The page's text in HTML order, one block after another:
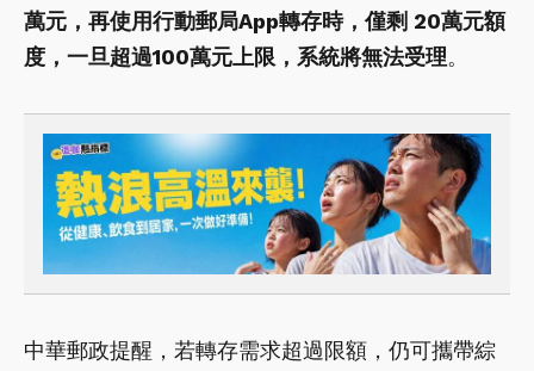
萬元，再使用行動郵局App轉存時，僅剩 20萬元額
度，一旦超過100萬元上限，系統將無法受理。
中華郵政提醒，若轉存需求超過限額，仍可攜帶綜